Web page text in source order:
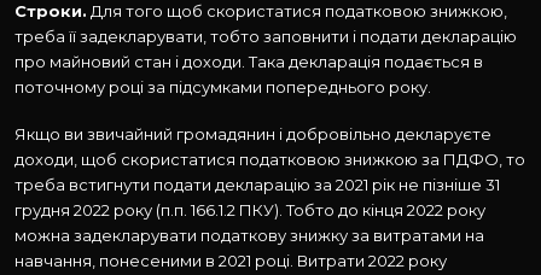
Строки. Для того щоб скористатися податковою знижкою,
треба її задекларувати, тобто заповнити і подати декларацію
про майновий стан і доходи. Така декларація подається в
поточному році за підсумками попереднього року.
Якщо ви звичайний громадянин і добровільно декларуєте
доходи, щоб скористатися податковою знижкою за ПДФО, то
треба встигнути подати декларацію за 2021 рік не пізніше 31
грудня 2022 року (п.п. 166.1.2 ПКУ). Тобто до кінця 2022 року
можна задекларувати податкову знижку за витратами на
навчання, понесеними в 2021 році. Витрати 2022 року